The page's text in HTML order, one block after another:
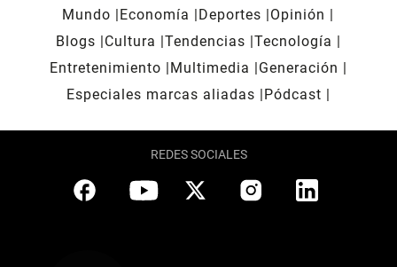
Mundo Economía Deportes
Opinión
Blogs
Cultura Tendencias Tecnología
Entretenimiento
Multimedia
Generación
Especiales marcas aliadas
Pódcast
REDES SOCIALES